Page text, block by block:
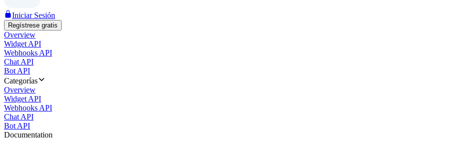
Iniciar Sesión
Regístrese gratis
Overview
Widget API
Webhooks API
Chat API
Bot API
Categorías
Overview
Widget API
Webhooks API
Chat API
Bot API
Documentation